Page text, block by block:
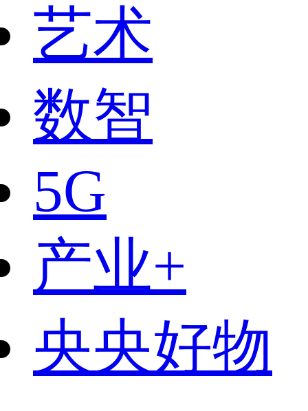
艺术
数智
5G
产业+
央央好物
下次自